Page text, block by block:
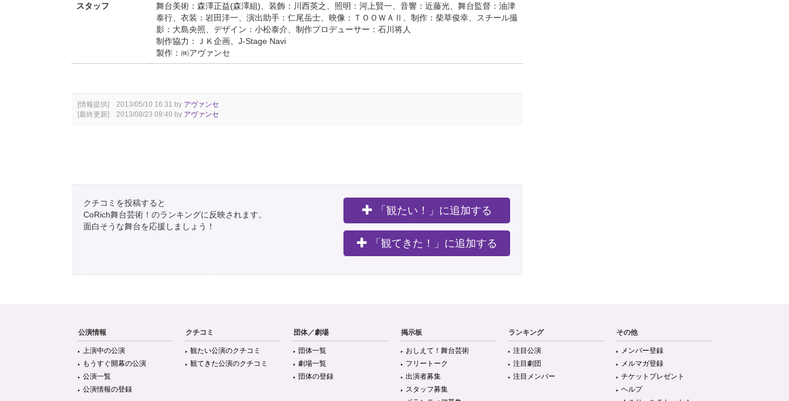
スタッフ
舞台美術：森澤正益(森澤組)、装飾：川西英之、照明：河上賢一、音響：近藤光、舞台監督：油津
泰行、衣装：岩田洋一、演出助手：仁尾岳士、映像：ＴＯＯＷＡⅡ、制作：柴草俊幸、スチール撮
影：大島央照、デザイン：小松泰介、制作プロデューサー：石川将人
制作協力：ＪＫ企画、J-Stage Navi
製作：㈱アヴァンセ
[情報提供] 2013/05/10 16:31 by アヴァンセ
[最終更新] 2013/08/23 09:40 by アヴァンセ
クチコミを投稿すると
CoRich舞台芸術！のランキングに反映されます。
面白そうな舞台を応援しましょう！
「観たい！」に追加する
「観てきた！」に追加する
公演情報
上演中の公演
もうすぐ開幕の公演
公演一覧
公演情報の登録
クチコミ
観たい公演のクチコミ
観てきた公演のクチコミ
団体／劇場
団体一覧
劇場一覧
団体の登録
掲示板
おしえて！舞台芸術
フリートーク
出演者募集
スタッフ募集
ランキング
注目公演
注目劇団
注目メンバー
その他
メンバー登録
メルマガ登録
チケットプレゼント
ヘルプ